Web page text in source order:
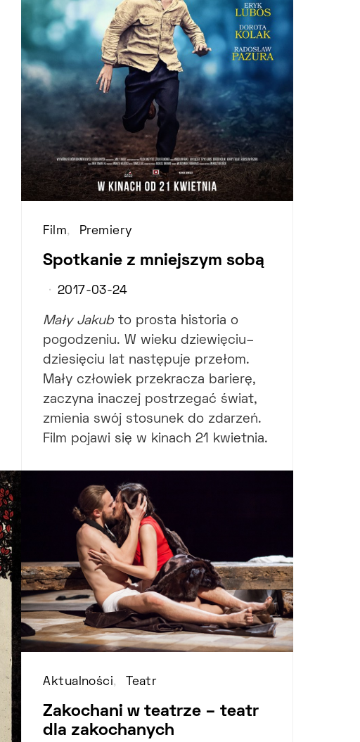
Film Premiery
Spotkanie z mniejszym sobą
2017-03-24
Mały Jakub to prosta historia o
pogodzeniu. W wieku dziewięciu–
dziesięciu lat następuje przełom.
Mały człowiek przekracza barierę,
zaczyna inaczej postrzegać świat,
zmienia swój stosunek do zdarzeń.
Film pojawi się w kinach 21 kwietnia.
Aktualności Teatr
Zakochani w teatrze – teatr
dla zakochanych